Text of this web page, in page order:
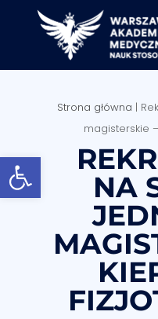
Strona główna |
magisterskie
NA
Otwórz pasek narzędzi